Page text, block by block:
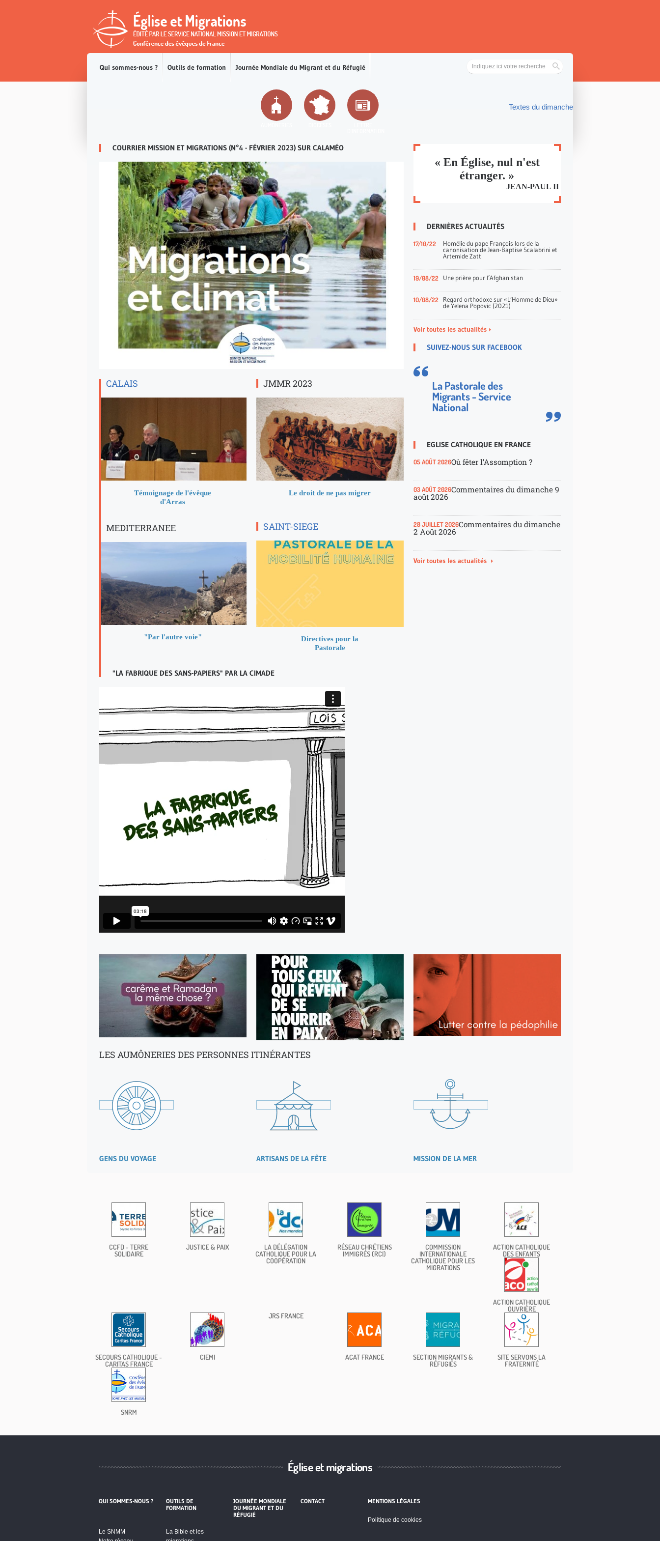
Église et migrations
Qui sommes-nous ? Outils de formation Journée Mondiale du Migrant et du Réfugié
Textes du dimanche
COURRIER MISSION ET MIGRATIONS (N°4 - FÉVRIER 2023) SUR CALAMÉO
CALAIS
Témoignage de l'évêque
d'Arras
MEDITERRANEE
"Par l'autre voie"
JMMR 2023
Le droit de ne pas migrer
SAINT-SIEGE
Directives pour la
Pastorale
"LA FABRIQUE DES SANS-PAPIERS" PAR LA CIMADE
« En Église, nul n'est
étranger. »
JEAN-PAUL II
DERNIÈRES ACTUALITÉS
17/10/22
Homélie du pape François lors de la
canonisation de Jean-Baptise Scalabrini et
Artemide Zatti
19/08/22 Une prière pour l’Afghanistan
10/08/22
Regard orthodoxe sur «L’Homme de Dieu»
de Yelena Popovic (2021)
Voir toutes les actualités
SUIVEZ-NOUS SUR FACEBOOK
La Pastorale des
Migrants - Service
National
EGLISE CATHOLIQUE EN FRANCE
05 AOÛT 2026Où fêter l’Assomption ?
03 AOÛT 2026Commentaires du dimanche 9
août 2026
28 JUILLET 2026Commentaires du dimanche
2 Août 2026
Voir toutes les actualités
LES AUMÔNERIES DES PERSONNES ITINÉRANTES
GENS DU VOYAGE ARTISANS DE LA FÊTE MISSION DE LA MER
CCFD - TERRE
SOLIDAIRE
JUSTICE & PAIX
LA DÉLÉGATION
CATHOLIQUE POUR LA
COOPÉRATION
RÉSEAU CHRÉTIENS
IMMIGRÉS (RCI)
COMMISSION
INTERNATIONALE
CATHOLIQUE POUR LES
MIGRATIONS
ACTION CATHOLIQUE
DES ENFANTS
ACTION CATHOLIQUE
OUVRIÈRE
SECOURS CATHOLIQUE -
CARITAS FRANCE
CIEMI
JRS FRANCE
ACAT FRANCE
SECTION MIGRANTS &
RÉFUGIÉS
SITE SERVONS LA
FRATERNITÉ
SNRM
Église et migrations
QUI SOMMES-NOUS ?
Le SNMM
OUTILS DE
FORMATION
La Bible et les
JOURNÉE MONDIALE
DU MIGRANT ET DU
RÉFUGIÉ
CONTACT MENTIONS LÉGALES
Politique de cookies